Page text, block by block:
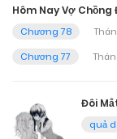
Hôm Nay Vợ Chồng
Chương 78
Chương 77
Đôi
quả